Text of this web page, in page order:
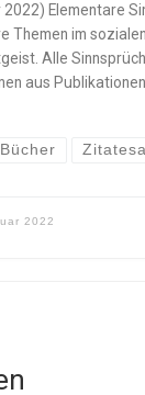
Elementare
Themen im
Alle
aus Publikationen
Bücher
2022